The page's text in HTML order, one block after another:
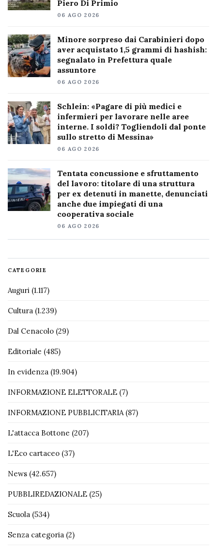
Piero Di Primio
06 AGO 2026
Minore sorpreso dai Carabinieri dopo
aver acquistato 1,5 grammi di hashish:
segnalato in Prefettura quale
assuntore
06 AGO 2026
Schlein: «Pagare di più medici e
infermieri per lavorare nelle aree
interne. I soldi? Togliendoli dal ponte
sullo stretto di Messina»
06 AGO 2026
Tentata concussione e sfruttamento
del lavoro: titolare di una struttura
per ex detenuti in manette, denunciati
anche due impiegati di una
cooperativa sociale
06 AGO 2026
CATEGORIE
Auguri (1.117)
Cultura (1.239)
Dal Cenacolo (29)
Editoriale (485)
In evidenza (19.904)
INFORMAZIONE ELETTORALE (7)
INFORMAZIONE PUBBLICITARIA(87)
L'attacca Bottone (207)
L'Eco cartaceo (37)
News (42.657)
PUBBLIREDAZIONALE (25)
Scuola (534)
Senza categoria (2)